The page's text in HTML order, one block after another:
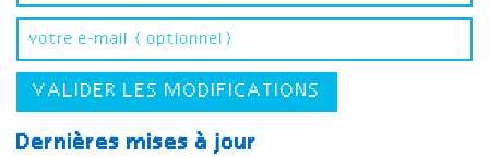
VALIDER LES MODIFICATIONS
Dernières mises à jour